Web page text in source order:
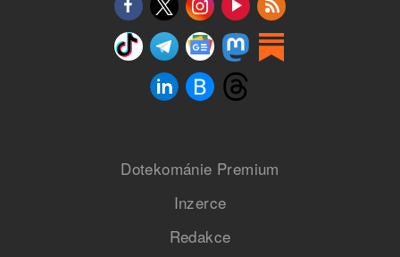
Dotekománie Premium
Inzerce
Redakce